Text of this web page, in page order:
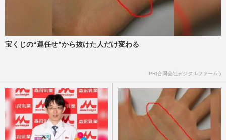
宝くじの“運任せ”から抜けた人だけ変わる
PR(合同会社デジタルファーム )